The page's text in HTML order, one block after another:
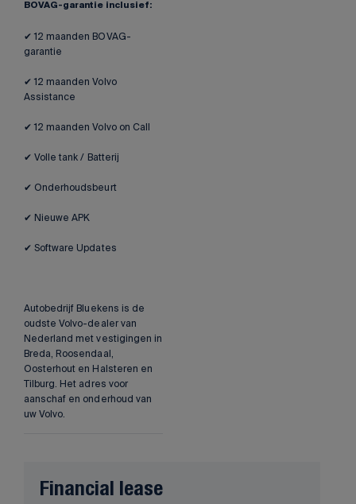
BOVAG-garantie inclusief:
✔ 12 maanden BOVAG-
garantie
✔ 12 maanden Volvo
Assistance
✔ 12 maanden Volvo on Call
✔ Volle tank / Batterij
✔ Onderhoudsbeurt
✔ Nieuwe APK
✔ Software Updates
Autobedrijf Bluekens is de
oudste Volvo-dealer van
Nederland met vestigingen in
Breda, Roosendaal,
Oosterhout en Halsteren en
Tilburg. Het adres voor
aanschaf en onderhoud van
uw Volvo.
Financial lease